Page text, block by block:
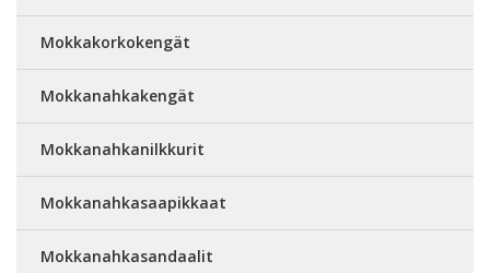
Mokkakorkokengät
Mokkanahkakengät
Mokkanahkanilkkurit
Mokkanahkasaapikkaat
Mokkanahkasandaalit